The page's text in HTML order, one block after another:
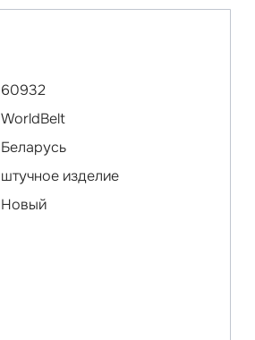
60932
WorldBelt
Беларусь
штучное изделие
Новый